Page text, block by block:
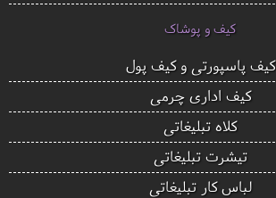
کیف و پوشاک
کیف پاسپورتی و کیف پول
کیف اداری چرمی
کلاه تبلیغاتی
تیشرت تبلیغاتی
لباس کار تبلیغاتی